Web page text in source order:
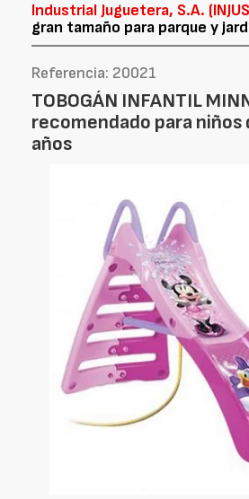
Industrial Juguetera, S.A.
gran tamaño para parque y
Referencia: 20021
TOBOGÁN INFANTIL
recomendado para niños
años